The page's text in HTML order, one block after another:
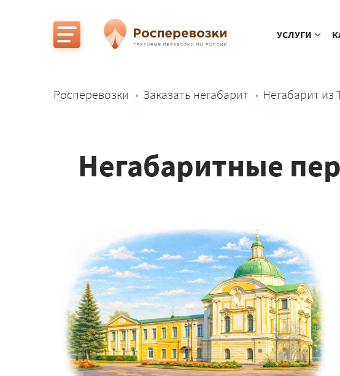
УСЛУГИ
Росперевозки Заказать негабарит Негабарит из
Негабаритные